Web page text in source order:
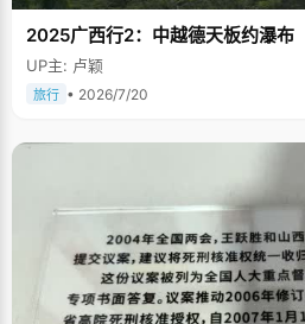
2025广西行2：中越德天板约瀑布
UP主: 卢颖
旅行 • 2026/7/20